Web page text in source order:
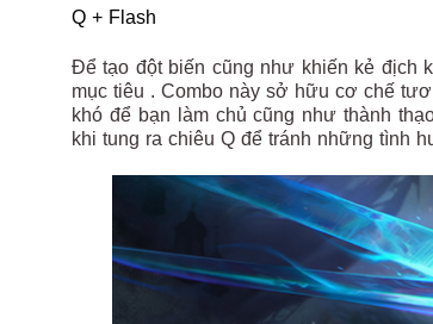
Q + Flash
Để tạo đột biến cũng như khiến kẻ địch
mục tiêu . Combo này sở hữu cơ chế
khó để bạn làm chủ cũng như thành
khi tung ra chiêu Q để tránh những tình